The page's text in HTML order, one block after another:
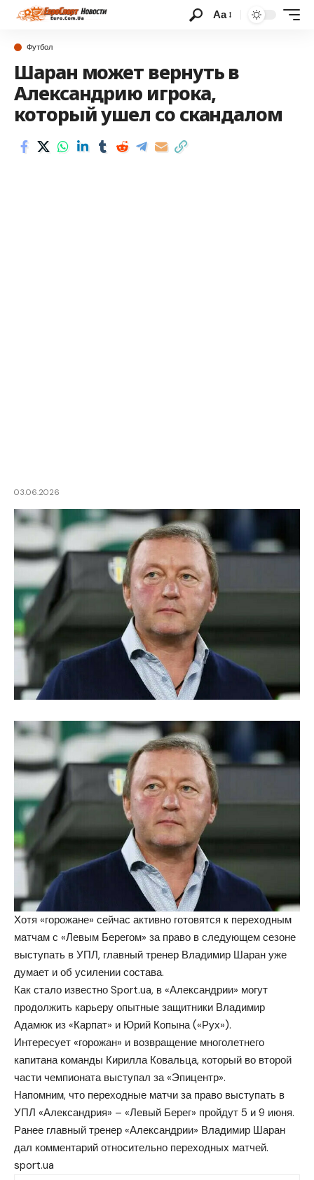
Аа
Футбол
Шаран может вернуть в
Александрию игрока,
который ушел со скандалом
03.06.2026
Хотя «горожане» сейчас активно готовятся к переходным
матчам с «Левым Берегом» за право в следующем сезоне
выступать в УПЛ, главный тренер Владимир Шаран уже
думает и об усилении состава.
Как стало известно Sport.ua, в «Александрии» могут
продолжить карьеру опытные защитники Владимир
Адамюк из «Карпат» и Юрий Копына («Рух»).
Интересует «горожан» и возвращение многолетнего
капитана команды Кирилла Ковальца, который во второй
части чемпионата выступал за «Эпицентр».
Напомним, что переходные матчи за право выступать в
УПЛ «Александрия» – «Левый Берег» пройдут 5 и 9 июня.
Ранее главный тренер «Александрии» Владимир Шаран
дал комментарий относительно переходных матчей.
sport.ua